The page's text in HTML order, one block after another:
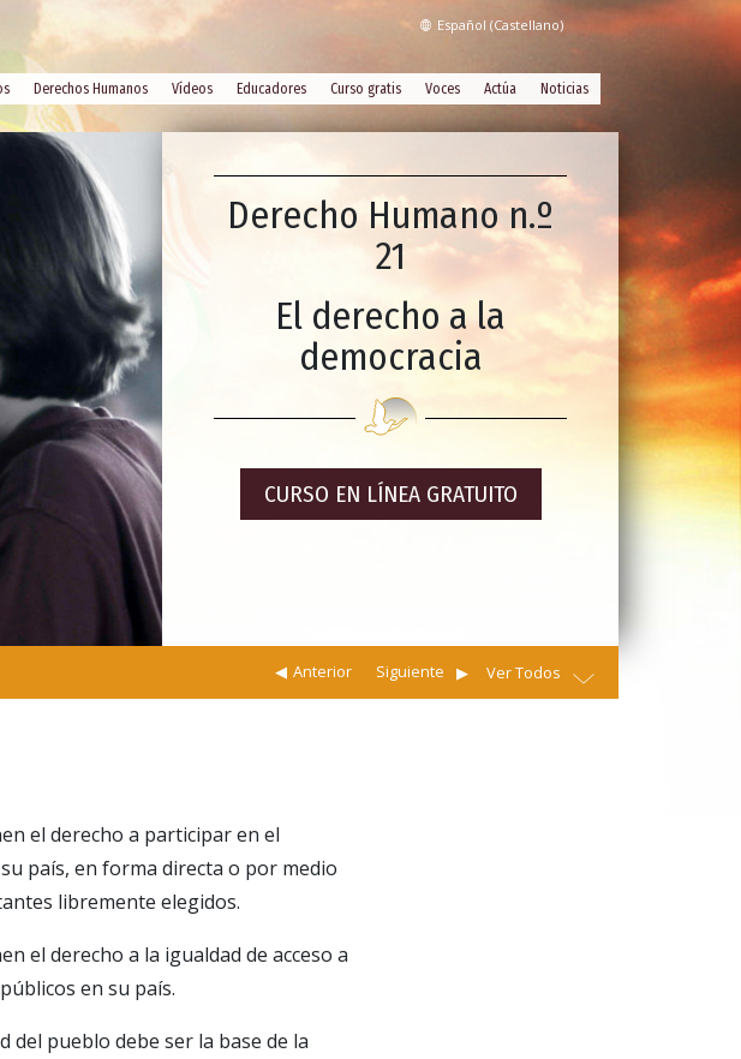
Español (Castellano)
Derechos Humanos Vídeos Educadores Curso gratis Voces Actúa Noticias
Derecho Humano n.º
21
El derecho a la
democracia
CURSO EN LÍNEA GRATUITO
Siguiente
Anterior Ver Todos
el derecho a participar en el
país, en forma directa o por medio
libremente elegidos.
el derecho a la igualdad de acceso a
en su país.
del pueblo debe ser la base de la